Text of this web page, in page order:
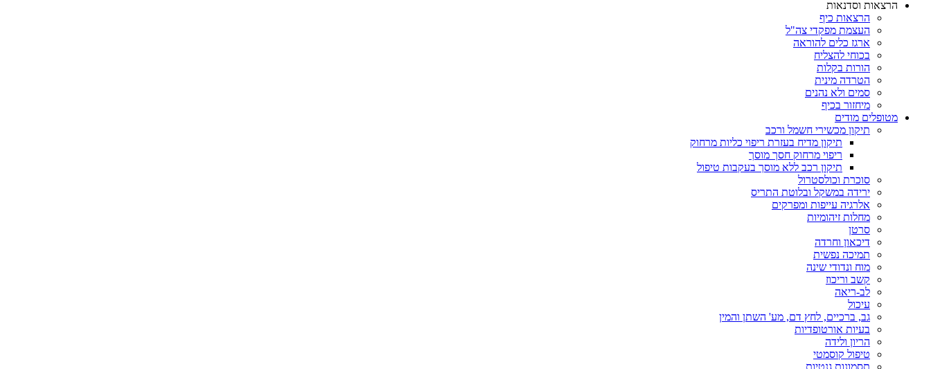
הרצאות וסדנאות
הרצאות כיף
העצמת מפקדי צה"ל
ארגז כלים להוראה
בכוחי להצליח
הורות בקלות
הטרדה מינית
סמים ולא נהנים
מיחזור בכיף
מטופלים מודים
תיקון מכשירי חשמל ורכב
תיקון מדיח בעזרת ריפוי כליות מרחוק
ריפוי מרחוק חסך מוסך
תיקון רכב ללא מוסך בעקבות טיפול
סוכרת וכולסטרול
ירידה במשקל ובלוטת התריס
אלרגיה עייפות ומפרקים
מחלות זיהומיות
סרטן
דיכאון וחרדה
תמיכה נפשית
מוח ונדודי שינה
קשב וריכוז
לב-ריאה
עיכול
גב, ברכיים, לחץ דם, מע' השתן והמין
בעיות אורטופדיות
הריון ולידה
טיפול קוסמטי
תסמונות גנטיות